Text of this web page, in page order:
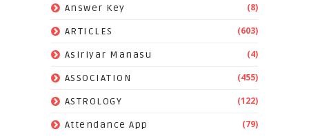
Answer Key (8)
ARTICLES (603)
Asiriyar Manasu (4)
ASSOCIATION (455)
ASTROLOGY (122)
Attendance App (79)